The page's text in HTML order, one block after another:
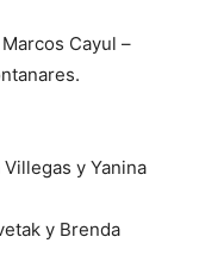
Cayul –
y Yanina
y Brenda